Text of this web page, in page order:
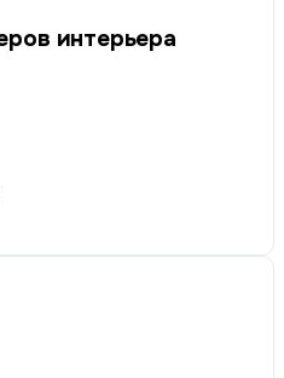
интерьера